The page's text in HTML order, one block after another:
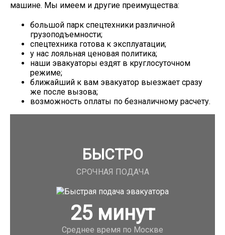
машине. Мы имеем и другие преимущества:
большой парк спецтехники различной
грузоподъемности;
спецтехника готова к эксплуатации;
у нас лояльная ценовая политика;
наши эвакуаторы ездят в круглосуточном
режиме;
ближайший к вам эвакуатор выезжает сразу
же после вызова;
возможность оплаты по безналичному расчету.
БЫСТРО
СРОЧНАЯ ПОДАЧА
25минут
Среднее время по Москве